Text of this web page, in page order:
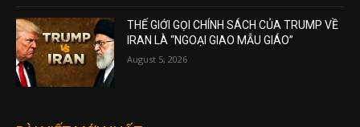
THẾ GIỚI GỌI CHÍNH SÁCH CỦA TRUMP VỀ
IRAN LÀ “NGOẠI GIAO MẪU GIÁO”
August 5, 2026